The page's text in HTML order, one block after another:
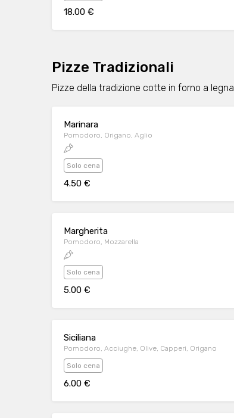
18.00 €
Pizze Tradizionali
Pizze della tradizione cotte in forno a legna
Marinara
Pomodoro, Origano, Aglio
Solo cena
4.50 €
Margherita
Pomodoro, Mozzarella
Solo cena
5.00 €
Siciliana
Pomodoro, Acciughe, Olive, Capperi, Origano
Solo cena
6.00 €